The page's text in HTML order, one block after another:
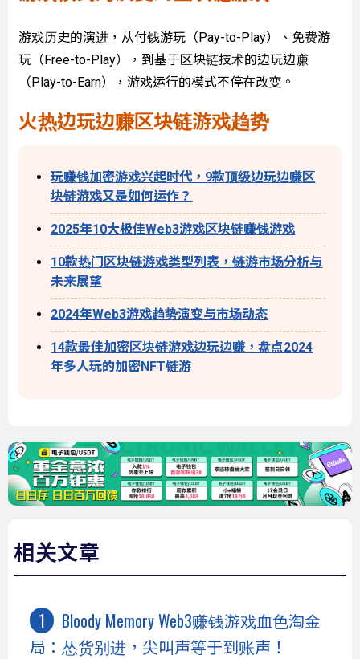
游戏历史的演进，从付钱游玩（Pay-to-Play）、免费游
玩（Free-to-Play），到基于区块链技术的边玩边赚
（Play-to-Earn），游戏运行的模式不停在改变。
火热边玩边赚区块链游戏趋势
玩赚钱加密游戏兴起时代，9款顶级边玩边赚区
块链游戏又是如何运作？
2025年10大极佳Web3游戏区块链赚钱游戏
10款热门区块链游戏类型列表，链游市场分析与
未来展望
2024年Web3游戏趋势演变与市场动态
14款最佳加密区块链游戏边玩边赚，盘点2024
年多人玩的加密NFT链游
相关文章
Bloody Memory Web3赚钱游戏血色淘金
局：怂货别进，尖叫声等于到账声！